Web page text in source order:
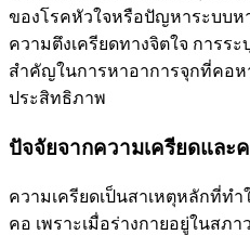
ของโรคหัวใจหรือปัญหาระบบห
ความตึงเครียดทางจิตใจ การร
สำคัญในการหาอาการจุกที่คอห
ประสิทธิภาพ
ปัจจัยจากความเครียดและ
ความเครียดเป็นสาเหตุหลักที่ท
คอ เพราะเมื่อร่างกายอยู่ในสภ